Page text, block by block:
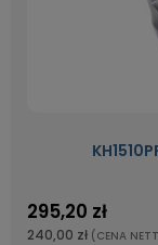
295,20 zł
240,00 zł (CENA